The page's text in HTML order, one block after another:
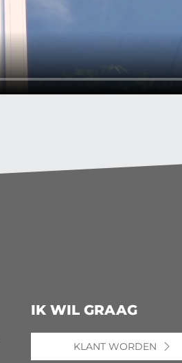
IK WIL GRAAG
KLANT WORDEN